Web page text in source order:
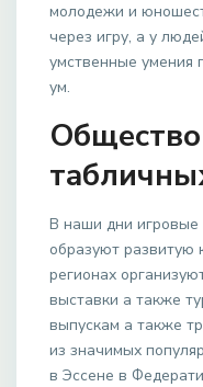
молодежи и
через игру, а у
умственные умения
ум.
В наши дни игровые
образуют развитую
регионах
выставки а также
выпускам а также
из значимых
в Эссене в